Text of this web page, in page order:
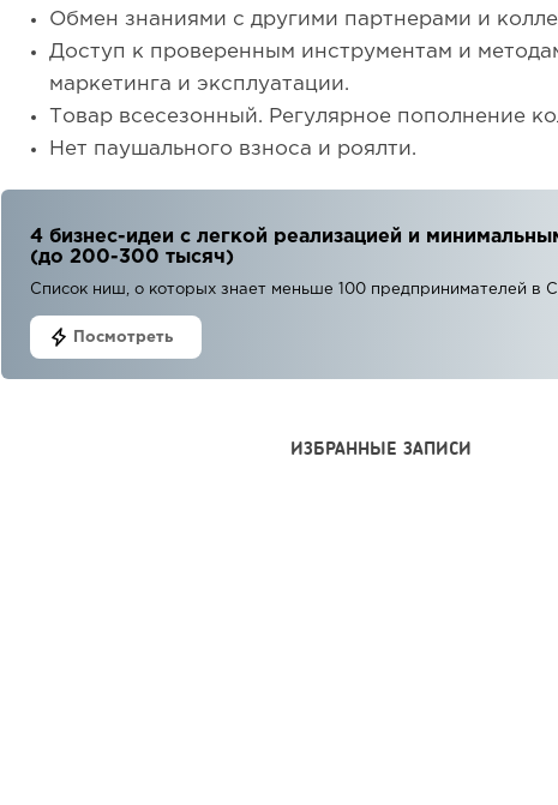
Обмен знаниями с другими партнерами и
Доступ к проверенным инструментам и
маркетинга и эксплуатации.
Товар всесезонный. Регулярное пополнение
Нет паушального взноса и роялти.
4 бизнес-идеи с легкой реализацией и
(до 200-300 тысяч)
Список ниш, о которых знает меньше 100 предпринимателей в
Посмотреть
ИЗБРАННЫЕ ЗАПИСИ